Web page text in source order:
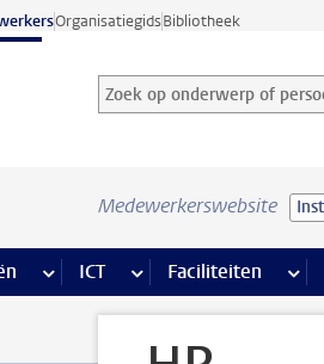
OrganisatiegidsBibliotheek
Zoek op onderwerp of
Zoekterm
Medewerkerswebsite
meer Financiën pagina’s
ICT meer ICT pagina’s
Faciliteiten